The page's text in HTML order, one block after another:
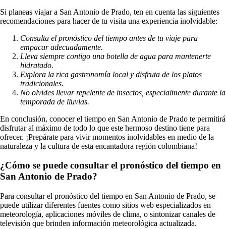
Si planeas viajar a San Antonio de Prado, ten en cuenta las siguientes
recomendaciones para hacer de tu visita una experiencia inolvidable:
Consulta el pronóstico del tiempo antes de tu viaje para
empacar adecuadamente.
Lleva siempre contigo una botella de agua para mantenerte
hidratado.
Explora la rica gastronomía local y disfruta de los platos
tradicionales.
No olvides llevar repelente de insectos, especialmente durante la
temporada de lluvias.
En conclusión, conocer el tiempo en San Antonio de Prado te permitirá
disfrutar al máximo de todo lo que este hermoso destino tiene para
ofrecer. ¡Prepárate para vivir momentos inolvidables en medio de la
naturaleza y la cultura de esta encantadora región colombiana!
¿Cómo se puede consultar el pronóstico del tiempo en
San Antonio de Prado?
Para consultar el pronóstico del tiempo en San Antonio de Prado, se
puede utilizar diferentes fuentes como sitios web especializados en
meteorología, aplicaciones móviles de clima, o sintonizar canales de
televisión que brinden información meteorológica actualizada.